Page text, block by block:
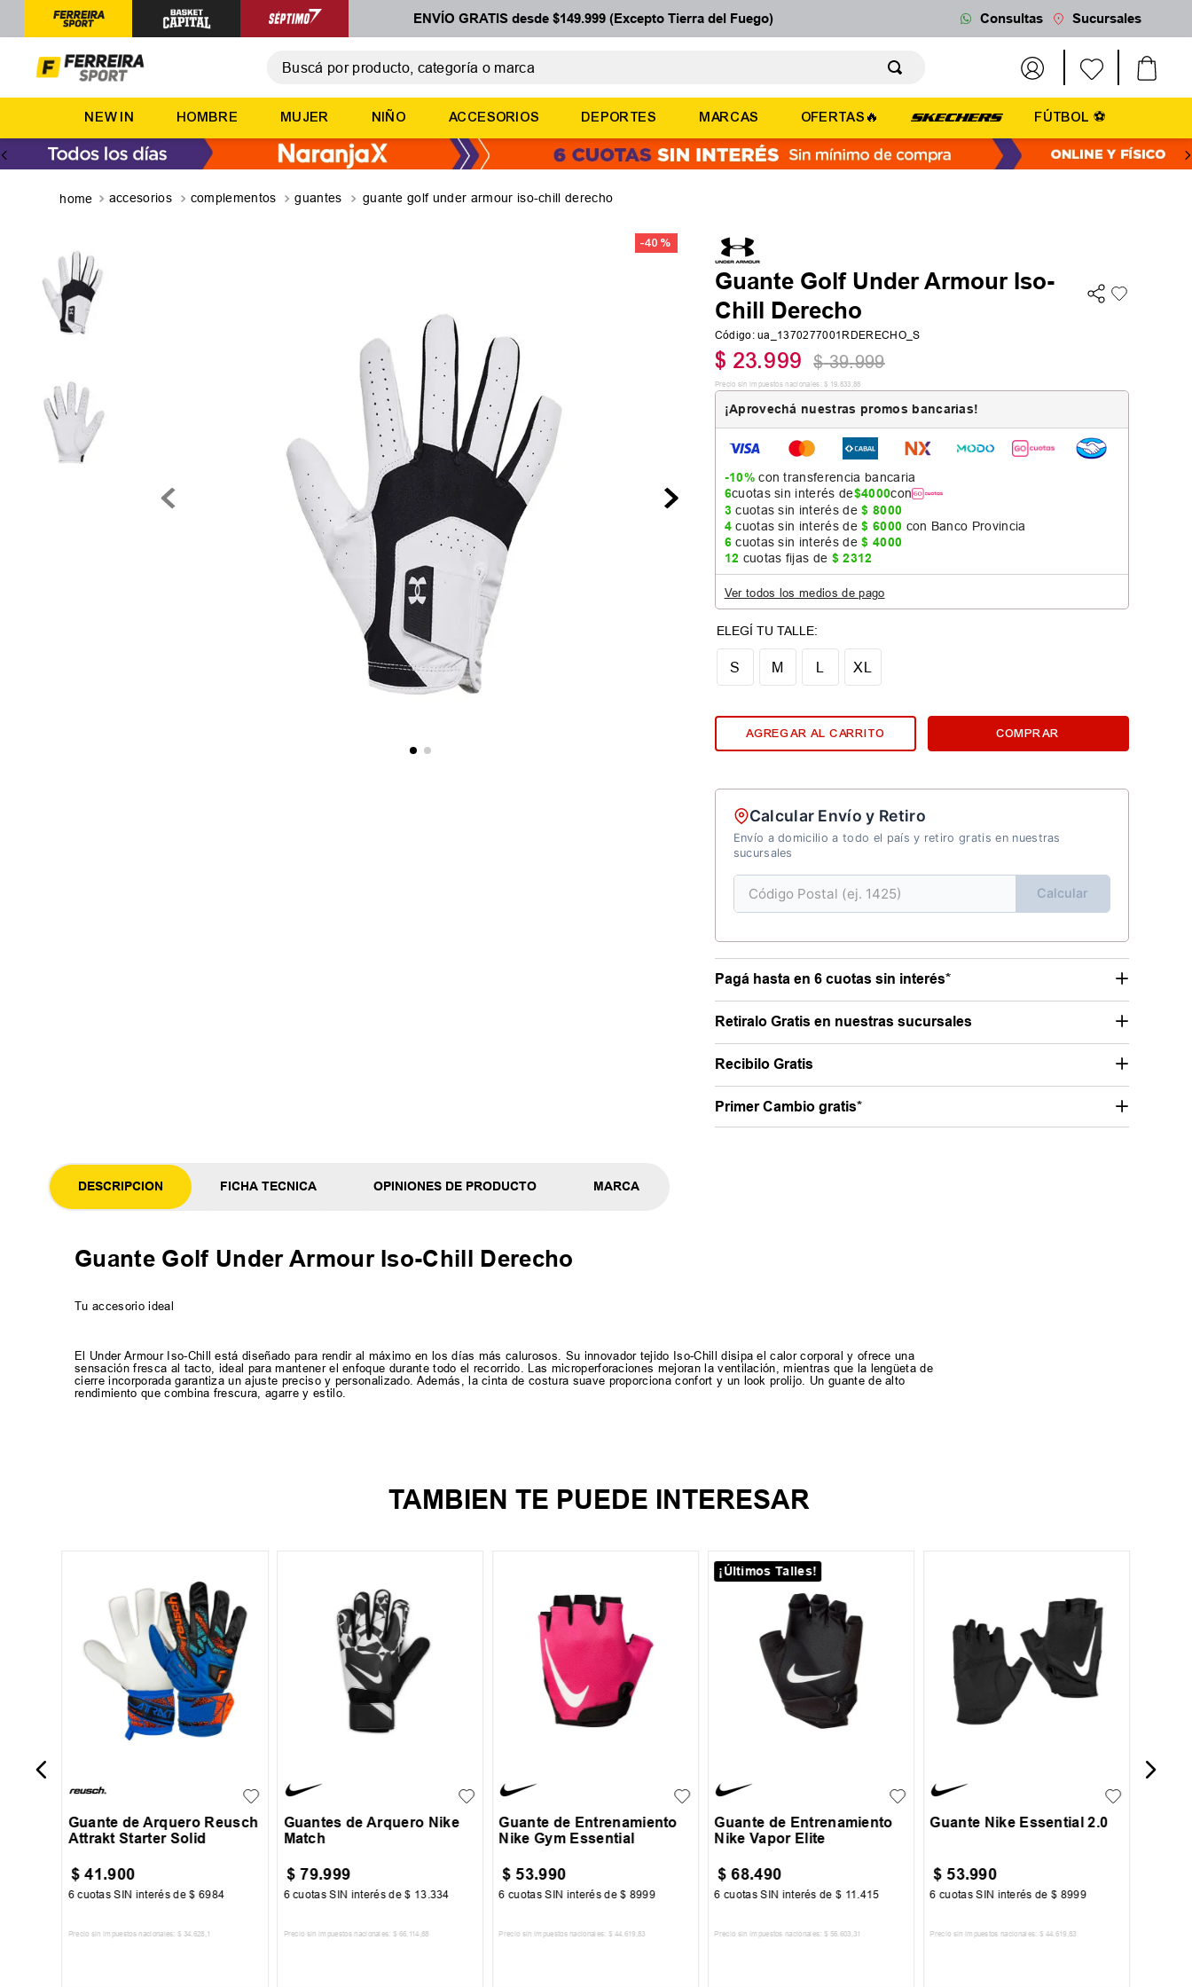
ENVÍO GRATIS desde $149.999 (Excepto Tierra del Fuego) Consultas Sucursales
NEW IN HOMBRE MUJER NIÑO ACCESORIOS DEPORTES MARCAS OFERTAS🔥 FÚTBOL ⚽
accesorios complementos guantes guante golf under armour iso-chill derecho
-40 %
Guante Golf Under Armour Iso-
Chill Derecho
Código:ua_1370277001RDERECHO_S
$ 23.999 $ 39.999
Precio sin impuestos nacionales: $ 19.833 ,88
¡Aprovechá nuestras promos bancarias!
-10%con transferencia bancaria
6cuotas sin interés de$4000con
3cuotas sin interés de$ 8000
4cuotas sin interés de$ 6000 con Banco Provincia
6cuotas sin interés de$ 4000
12 cuotas fijas de $ 2312
Ver todos los medios de pago
S L
M XL
AGREGAR AL CARRITO COMPRAR
Calcular Envío y Retiro
Envío a domicilio a todo el país y retiro gratis en nuestras
sucursales
Calcular
Pagá hasta en 6 cuotas sin interés*
Retiralo Gratis en nuestras sucursales
Recibilo Gratis
Primer Cambio gratis*
DESCRIPCION FICHA TECNICA OPINIONES DE PRODUCTO MARCA
Guante Golf Under Armour Iso-Chill Derecho
Tu accesorio ideal
El Under Armour Iso-Chill está diseñado para rendir al máximo en los días más calurosos. Su innovador tejido Iso-Chill disipa el calor corporal y ofrece una
sensación fresca al tacto, ideal para mantener el enfoque durante todo el recorrido. Las microperforaciones mejoran la ventilación, mientras que la lengüeta de
cierre incorporada garantiza un ajuste preciso y personalizado. Además, la cinta de costura suave proporciona confort y un look prolijo. Un guante de alto
rendimiento que combina frescura, agarre y estilo.
TAMBIEN TE PUEDE INTERESAR
Guante de Arquero Reusch
Attrakt Starter Solid
$ 41.900
6 cuotas SIN interés de$ 6984
Precio sin impuestos nacionales: $ 34.628 ,1
Guantes de Arquero Nike
Match
$ 79.999
6 cuotas SIN interés de$ 13 .334
Precio sin impuestos nacionales: $ 66. 114 ,88
Guante de Entrenamiento
Nike Gym Essential
$ 53.990
6 cuotas SIN interés de$ 8999
Precio sin impuestos nacionales: $ 44.619 ,83
¡Últimos Talles!
Guante de Entrenamiento
Nike Vapor Elite
$ 68.490
6 cuotas SIN interés de$ 11 415
Precio sin impuestos nacionales: $ 56.603 ,31
Guante Nike Essential 2.0
$ 53.990
6 cuotas SIN interés de$ 8999
Precio sin impuestos nacionales: $ 44.619 ,83
TÉRMINOS MÁS BUSCADOS
2
zapatillas
3.
basquet